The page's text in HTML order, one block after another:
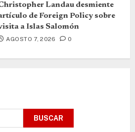
Landau desmiente
de Foreign Policy sobre
a Islas Salomón
AGOSTO 7, 2026 0
BUSCAR